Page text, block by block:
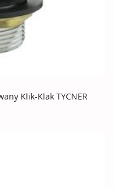
Klik-Klak TYCNER